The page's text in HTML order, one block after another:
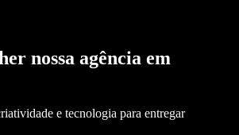
nossa agência em
e tecnologia para entregar